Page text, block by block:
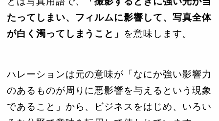
たってしまい、フィルムに影響して、写真全体
が白く濁ってしまうこと」 を意味します。
ハレーションは元の意味が「なにか強い影響力
のあるものが周りに悪影響を与えるという現象
であること」から、ビジネスをはじめ、いろい